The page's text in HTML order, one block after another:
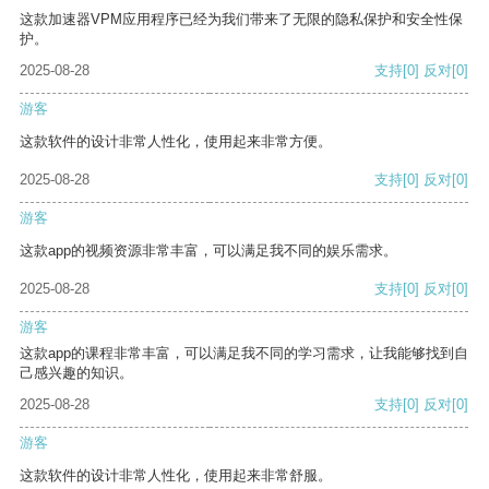
这款加速器VPM应用程序已经为我们带来了无限的隐私保护和安全性保
护。
2025-08-28
支持[0] 反对[0]
游客
这款软件的设计非常人性化，使用起来非常方便。
2025-08-28 支持[0] 反对[0]
游客
这款app的视频资源非常丰富，可以满足我不同的娱乐需求。
2025-08-28 支持[0] 反对[0]
游客
这款app的课程非常丰富，可以满足我不同的学习需求，让我能够找到自
己感兴趣的知识。
2025-08-28
支持[0] 反对[0]
游客
这款软件的设计非常人性化，使用起来非常舒服。